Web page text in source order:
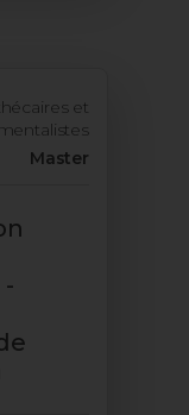
et
Master